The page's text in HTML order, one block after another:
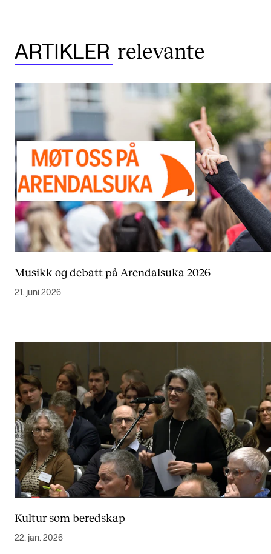
ARTIKLER relevante
Musikk og debatt på Arendalsuka 2026
21. juni 2026
Kultur som beredskap
22. jan. 2026